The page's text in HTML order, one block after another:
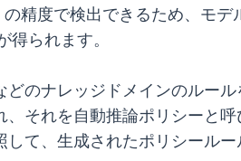
精度で検出できるため、モデ
られます。
のナレッジドメインのルール
それを自動推論ポリシーと呼
て、生成されたポリシール